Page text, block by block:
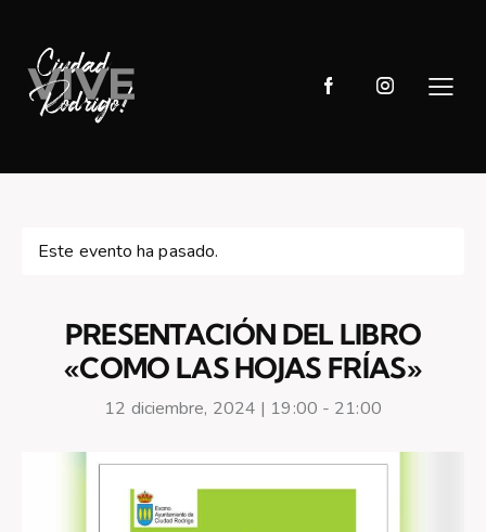
Este evento ha pasado.
PRESENTACIÓN DEL LIBRO
«COMO LAS HOJAS FRÍAS»
12 diciembre, 2024 | 19:00 - 21:00